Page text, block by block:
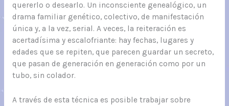
quererlo o desearlo. Un inconsciente genealógico, un
drama familiar genético, colectivo, de manifestación
única y, a la vez, serial. A veces, la reiteración es
acertadísima y escalofriante: hay fechas, lugares y
edades que se repiten, que parecen guardar un secreto,
que pasan de generación en generación como por un
tubo, sin colador.
A través de esta técnica es posible trabajar sobre